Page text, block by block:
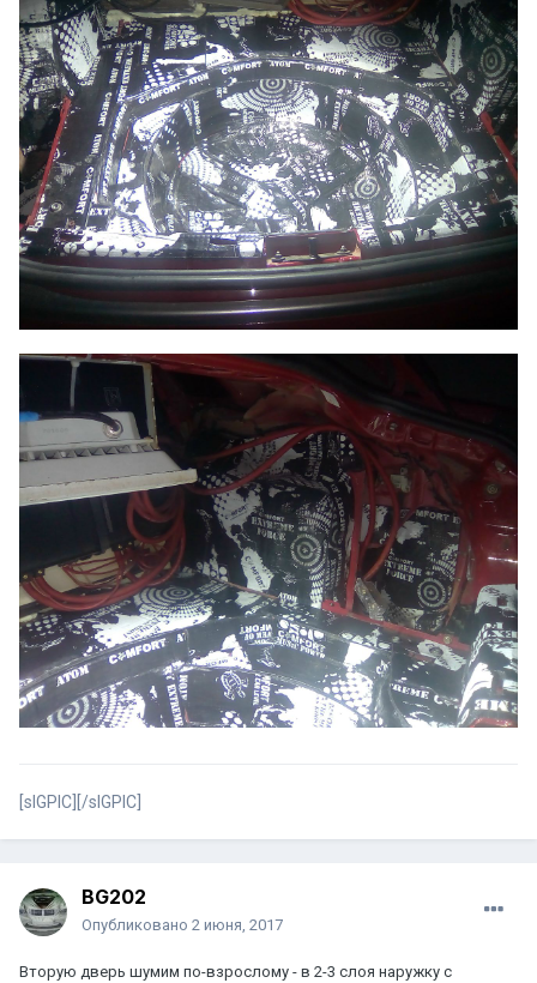
[sIGPIC][/sIGPIC]
BG202
Опубликовано 2 июня, 2017
Вторую дверь шумим по-взрослому - в 2-3 слоя наружку с